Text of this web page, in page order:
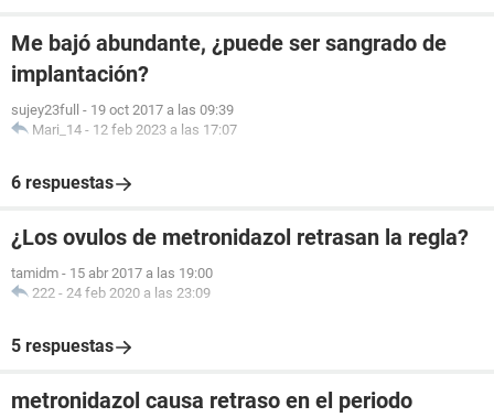
Me bajó abundante, ¿puede ser sangrado de
implantación?
sujey23full - 19 oct 2017 a las 09:39
Mari_14 - 12 feb 2023 a las 17:07
6 respuestas
¿Los ovulos de metronidazol retrasan la regla?
tamidm - 15 abr 2017 a las 19:00
222 - 24 feb 2020 a las 23:09
5 respuestas
metronidazol causa retraso en el periodo